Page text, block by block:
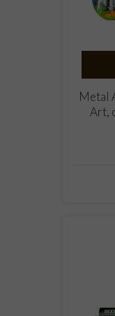
Metal
Art,